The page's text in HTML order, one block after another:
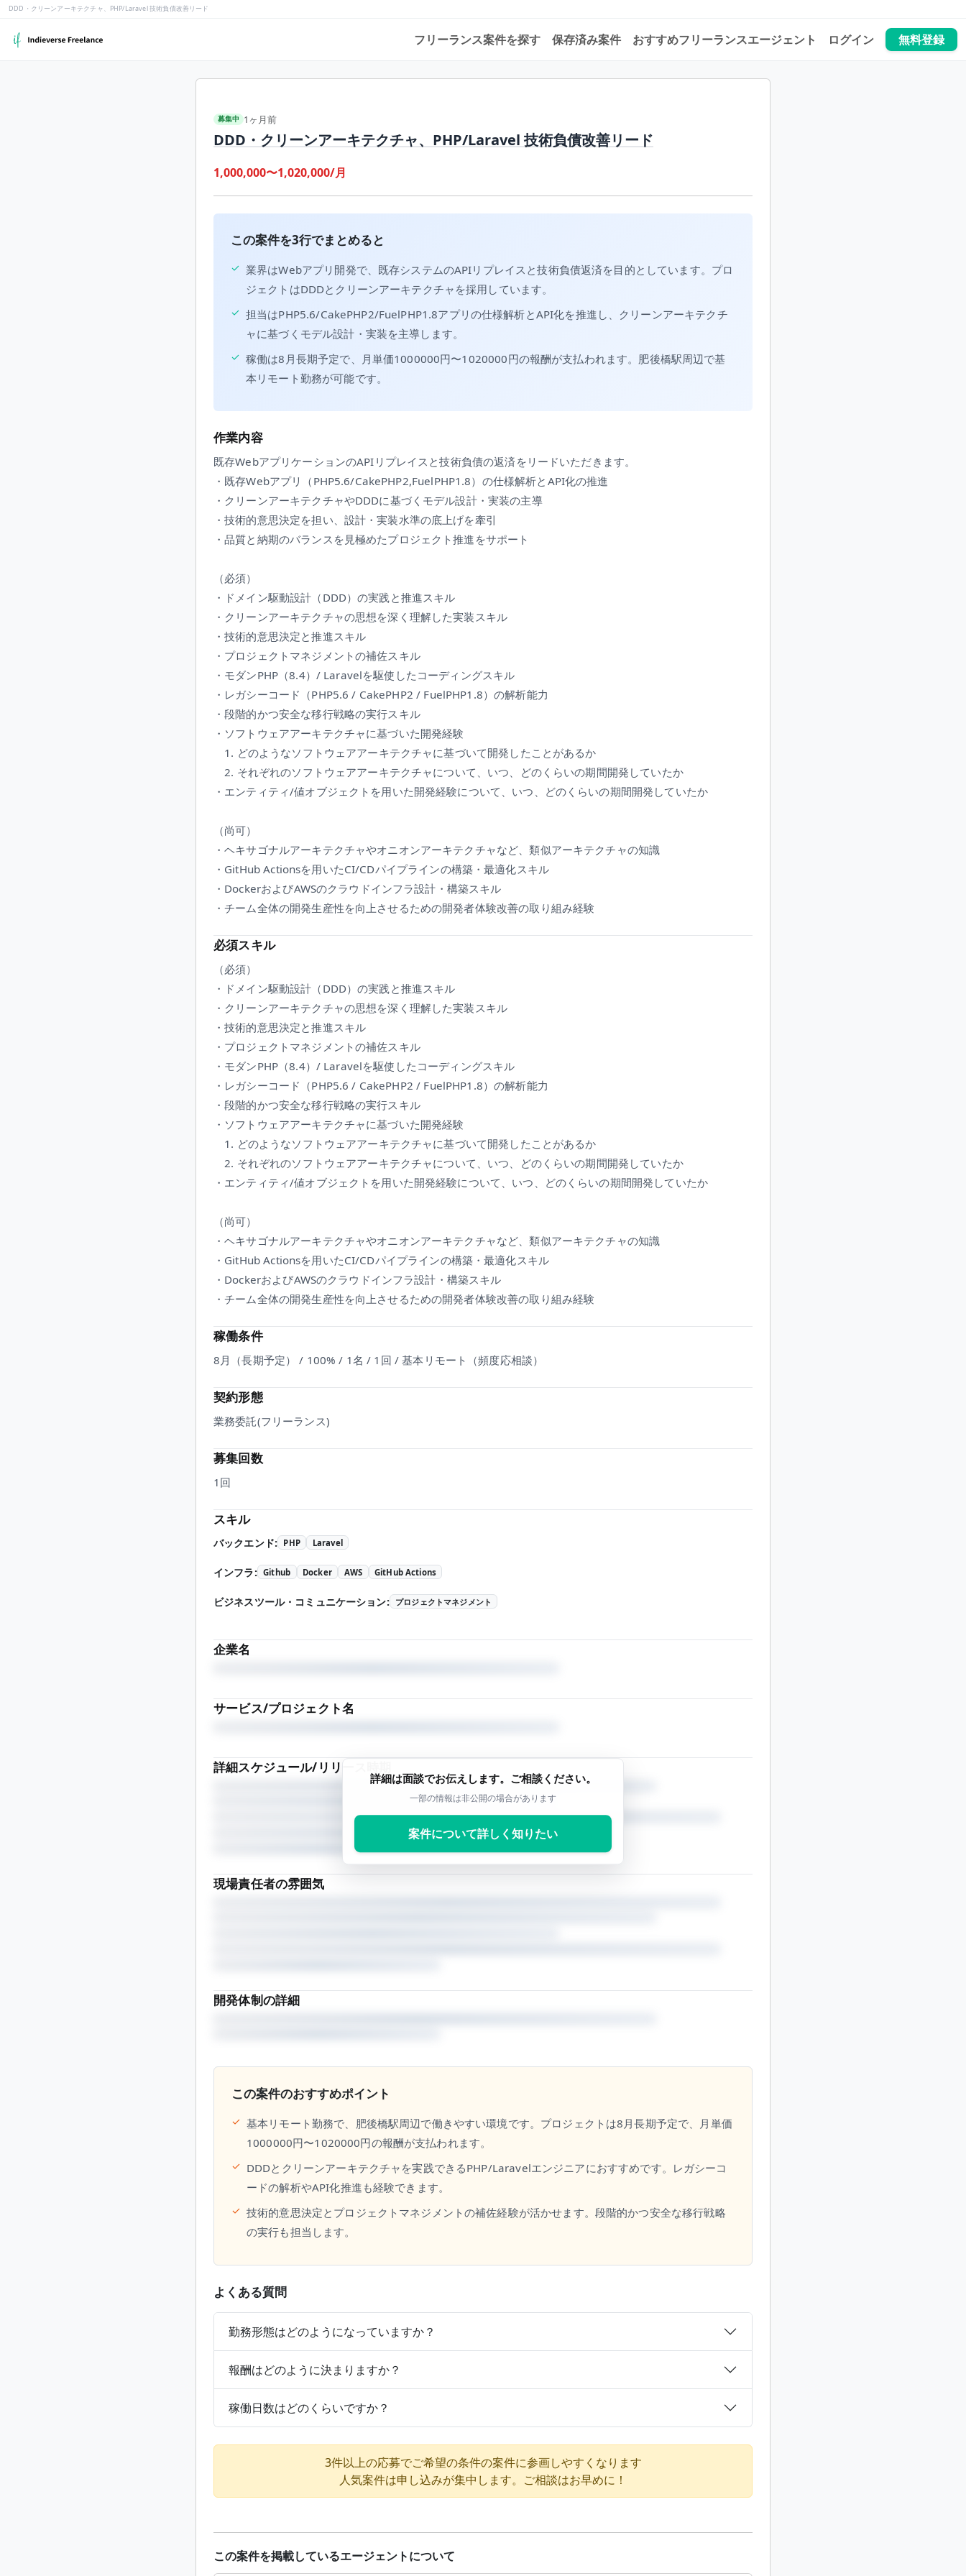
DDD・クリーンアーキテクチャ、PHP/Laravel 技術負債改善リード
フリーランス案件を探す 保存済み案件 おすすめフリーランスエージェント ログイン 無料登録
募集中 1ヶ月前
DDD・クリーンアーキテクチャ、PHP/Laravel 技術負債改善リード
1,000,000〜1,020,000/月
この案件を3行でまとめると
✓ 業界はWebアプリ開発で、既存システムのAPIリプレイスと技術負債返済を目的としています。プロ
ジェクトはDDDとクリーンアーキテクチャを採用しています。
✓ 担当はPHP5.6/CakePHP2/FuelPHP1.8アプリの仕様解析とAPI化を推進し、クリーンアーキテクチ
ャに基づくモデル設計・実装を主導します。
✓ 稼働は8月長期予定で、月単価1000000円〜1020000円の報酬が支払われます。肥後橋駅周辺で基
本リモート勤務が可能です。
作業内容
既存WebアプリケーションのAPIリプレイスと技術負債の返済をリードいただきます。
・既存Webアプリ（PHP5.6/CakePHP2,FuelPHP1.8）の仕様解析とAPI化の推進
・クリーンアーキテクチャやDDDに基づくモデル設計・実装の主導
・技術的意思決定を担い、設計・実装水準の底上げを牽引
・品質と納期のバランスを見極めたプロジェクト推進をサポート
（必須）
・ドメイン駆動設計（DDD）の実践と推進スキル
・クリーンアーキテクチャの思想を深く理解した実装スキル
・技術的意思決定と推進スキル
・プロジェクトマネジメントの補佐スキル
・モダンPHP（8.4）/ Laravelを駆使したコーディングスキル
・レガシーコード（PHP5.6 / CakePHP2 / FuelPHP1.8）の解析能力
・段階的かつ安全な移行戦略の実行スキル
・ソフトウェアアーキテクチャに基づいた開発経験
1. どのようなソフトウェアアーキテクチャに基づいて開発したことがあるか
2. それぞれのソフトウェアアーキテクチャについて、いつ、どのくらいの期間開発していたか
・エンティティ/値オブジェクトを用いた開発経験について、いつ、どのくらいの期間開発していたか
（尚可）
・ヘキサゴナルアーキテクチャやオニオンアーキテクチャなど、類似アーキテクチャの知識
・GitHub Actionsを用いたCI/CDパイプラインの構築・最適化スキル
・DockerおよびAWSのクラウドインフラ設計・構築スキル
・チーム全体の開発生産性を向上させるための開発者体験改善の取り組み経験
必須スキル
（必須）
・ドメイン駆動設計（DDD）の実践と推進スキル
・クリーンアーキテクチャの思想を深く理解した実装スキル
・技術的意思決定と推進スキル
・プロジェクトマネジメントの補佐スキル
・モダンPHP（8.4）/ Laravelを駆使したコーディングスキル
・レガシーコード（PHP5.6 / CakePHP2 / FuelPHP1.8）の解析能力
・段階的かつ安全な移行戦略の実行スキル
・ソフトウェアアーキテクチャに基づいた開発経験
1. どのようなソフトウェアアーキテクチャに基づいて開発したことがあるか
2. それぞれのソフトウェアアーキテクチャについて、いつ、どのくらいの期間開発していたか
・エンティティ/値オブジェクトを用いた開発経験について、いつ、どのくらいの期間開発していたか
（尚可）
・ヘキサゴナルアーキテクチャやオニオンアーキテクチャなど、類似アーキテクチャの知識
・GitHub Actionsを用いたCI/CDパイプラインの構築・最適化スキル
・DockerおよびAWSのクラウドインフラ設計・構築スキル
・チーム全体の開発生産性を向上させるための開発者体験改善の取り組み経験
稼働条件
8月（長期予定） / 100% / 1名 / 1回 / 基本リモート（頻度応相談）
契約形態
業務委託(フリーランス)
募集回数
1回
スキル
バックエンド: PHP Laravel
インフラ: Github Docker AWS GitHub Actions
ビジネスツール・コミュニケーション: プロジェクトマネジメント
企業名
サービス/プロジェクト名
詳細スケジュール/リリース時期
現場責任者の雰囲気
開発体制の詳細
詳細は面談でお伝えします。ご相談ください。
一部の情報は非公開の場合があります
案件について詳しく知りたい
この案件のおすすめポイント
✓ 基本リモート勤務で、肥後橋駅周辺で働きやすい環境です。プロジェクトは8月長期予定で、月単価
1000000円〜1020000円の報酬が支払われます。
✓ DDDとクリーンアーキテクチャを実践できるPHP/Laravelエンジニアにおすすめです。レガシーコ
ードの解析やAPI化推進も経験できます。
✓ 技術的意思決定とプロジェクトマネジメントの補佐経験が活かせます。段階的かつ安全な移行戦略
の実行も担当します。
よくある質問
勤務形態はどのようになっていますか？
報酬はどのように決まりますか？
稼働日数はどのくらいですか？
3件以上の応募でご希望の条件の案件に参画しやすくなります
人気案件は申し込みが集中します。ご相談はお早めに！
この案件を掲載しているエージェントについて